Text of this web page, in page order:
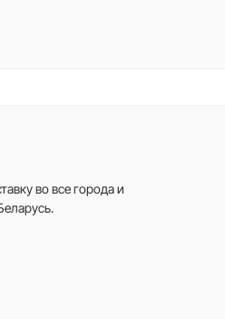
во все городаи